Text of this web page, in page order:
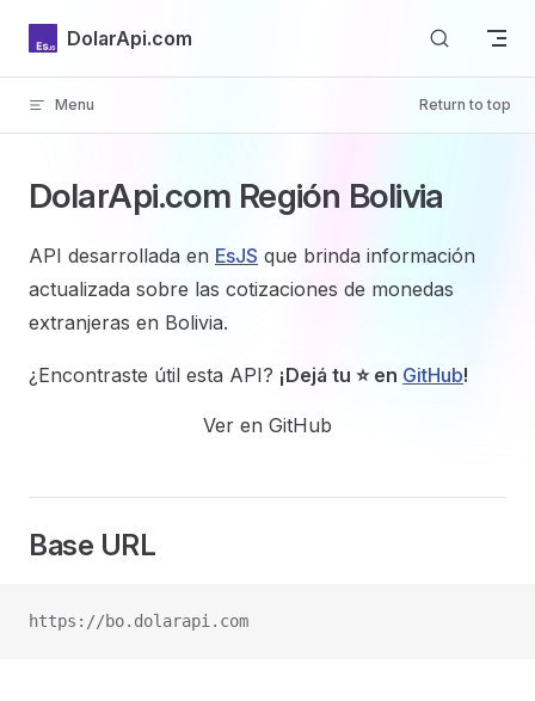
Skip to content
DolarApi.com
Menu Return to top
Inicio
GitHub
DolarApi.com Región Bolivia
API desarrollada en EsJS que brinda información
actualizada sobre las cotizaciones de monedas
extranjeras en Bolivia.
¿Encontraste útil esta API? ¡Dejá tu ⭐ en GitHub!
Ver en GitHub
Base URL
https://bo.dolarapi.com